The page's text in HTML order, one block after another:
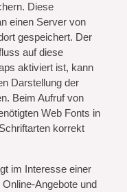
Diese
einen Server von
gespeichert. Der
auf diese
aktiviert ist, kann
Darstellung der
Beim Aufruf von
Web Fonts in
korrekt
im Interesse einer
Angebote und